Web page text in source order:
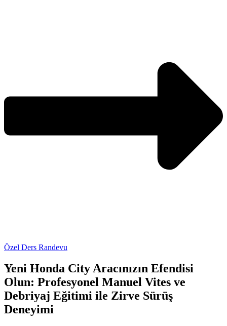
Özel Ders Randevu
Yeni Honda City Aracınızın Efendisi
Olun: Profesyonel Manuel Vites ve
Debriyaj Eğitimi ile Zirve Sürüş
Deneyimi